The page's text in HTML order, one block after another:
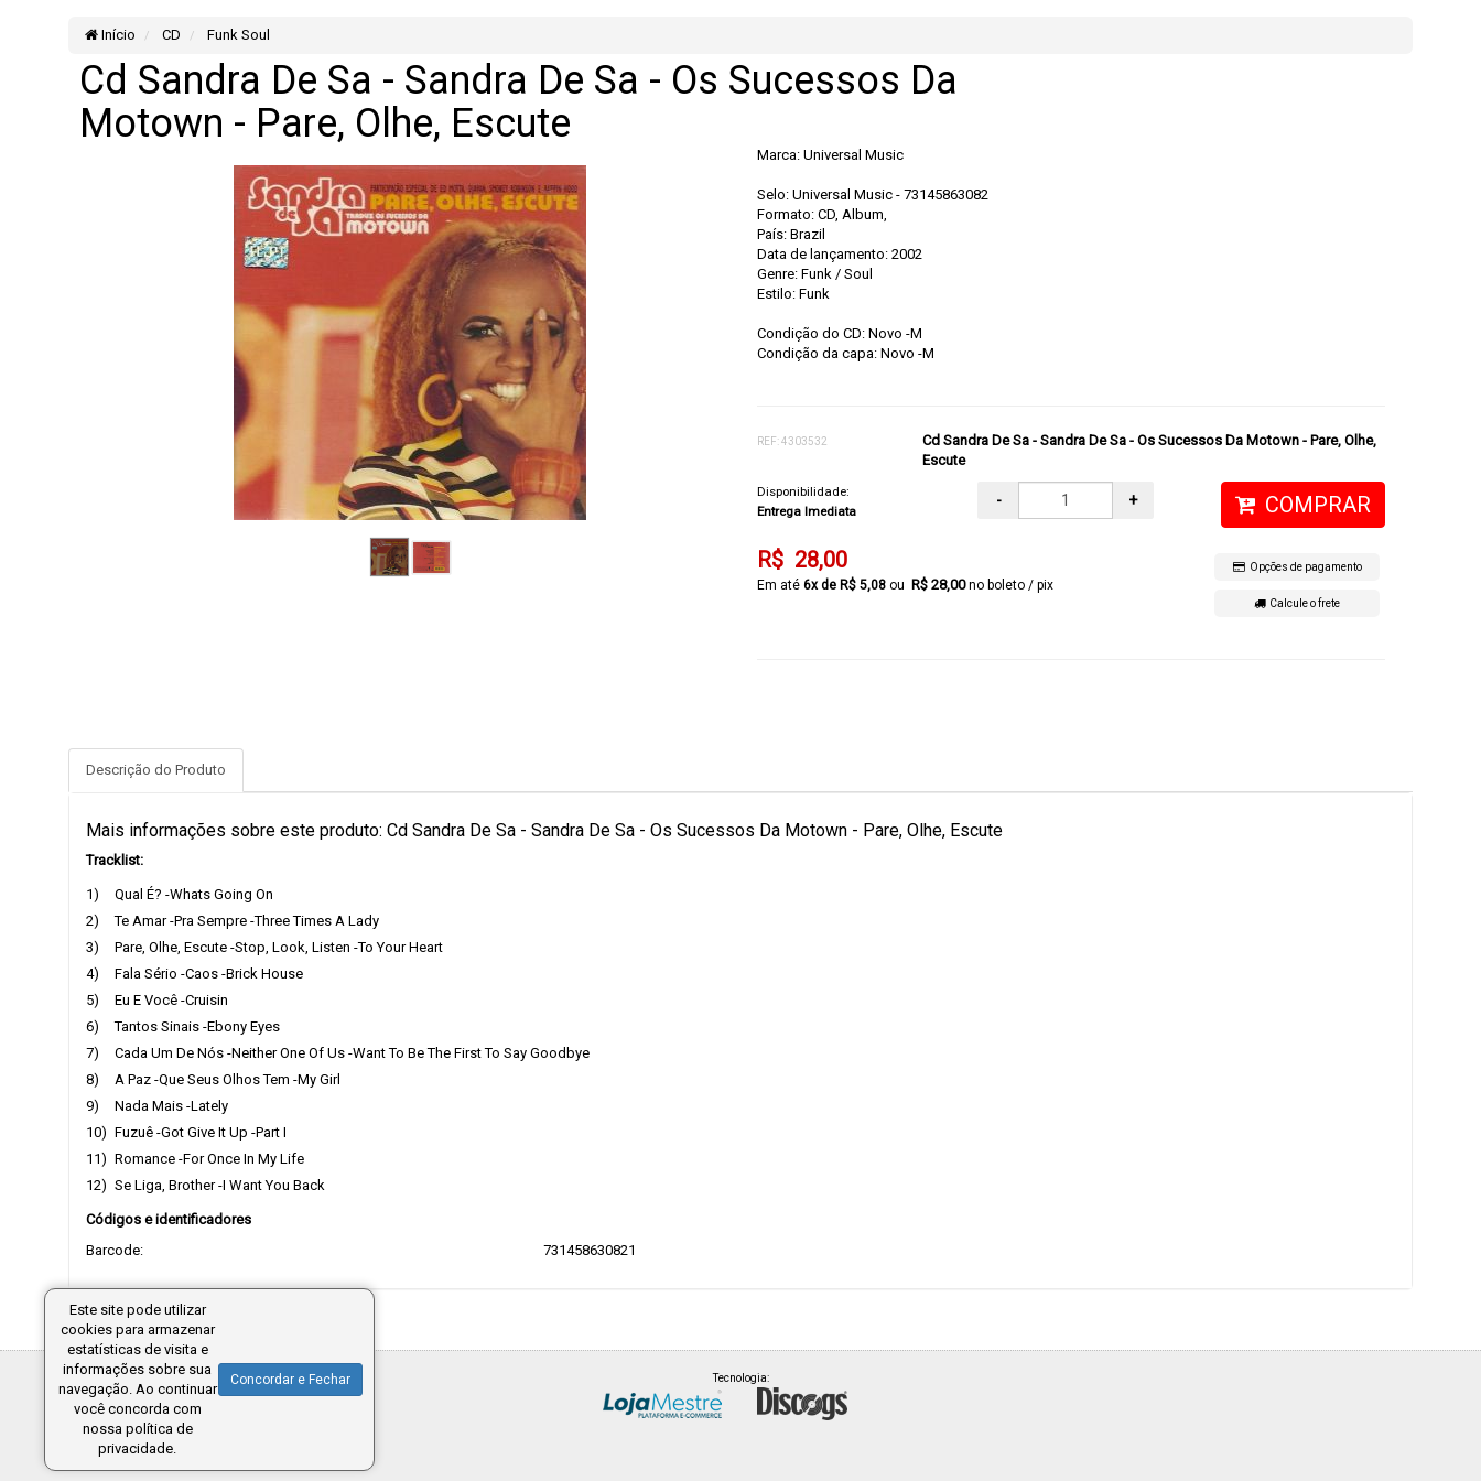
Início CD Funk Soul
Cd Sandra De Sa - Sandra De Sa - Os Sucessos Da
Motown - Pare, Olhe, Escute
Marca: Universal Music
Selo: Universal Music - 73145863082
Formato: CD, Album,
País: Brazil
Data de lançamento: 2002
Genre: Funk / Soul
Estilo: Funk
Condição do CD: Novo -M
Condição da capa: Novo -M
REF: 4303532
Cd Sandra De Sa - Sandra De Sa - Os Sucessos Da Motown - Pare, Olhe,
Escute
Disponibilidade:
Entrega Imediata
- + COMPRAR
R$ 28,00
6x de R$ 5,08 R$ 28,00no boleto / pix
Opções de pagamento
Calcule o frete
Descrição do Produto
Mais informações sobre este produto: Cd Sandra De Sa - Sandra De Sa - Os Sucessos Da Motown - Pare, Olhe, Escute
Tracklist:
1)
Qual É? -Whats Going On
2)
Te Amar -Pra Sempre -Three Times A Lady
3)
Pare, Olhe, Escute -Stop, Look, Listen -To Your Heart
4)
Fala Sério -Caos -Brick House
5)
Eu E Você -Cruisin
6)
Tantos Sinais -Ebony Eyes
7)
Cada Um De Nós -Neither One Of Us -Want To Be The First To Say Goodbye
8)
A Paz -Que Seus Olhos Tem -My Girl
9)
Nada Mais -Lately
10) Fuzuê -Got Give It Up -Part I
11) Romance -For Once In My Life
12) Se Liga, Brother -I Want You Back
Códigos e identificadores
Barcode:
731458630821
Tecnologia:
Este site pode utilizar
cookies para armazenar
estatísticas de visita e
informações sobre sua
navegação. Ao continuar
você concorda com
nossa política de
privacidade.
Concordar e Fechar